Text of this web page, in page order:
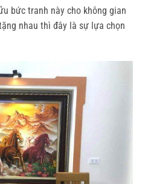
bức tranh này cho không gian
nhau thì đây là sự lựa chọn